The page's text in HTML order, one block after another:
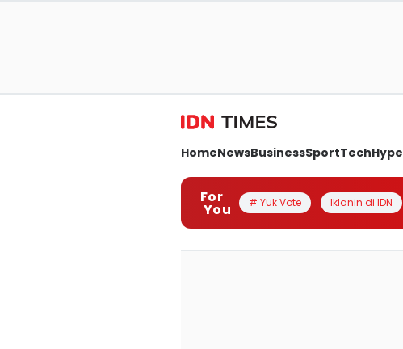
HomeNewsBusinessSportTechHype
For
You # Yuk Vote Iklanin di IDN